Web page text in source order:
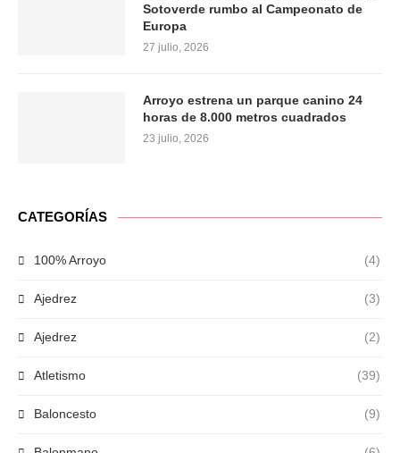
Sotoverde rumbo al Campeonato de
Europa
27 julio, 2026
Arroyo estrena un parque canino 24
horas de 8.000 metros cuadrados
23 julio, 2026
CATEGORÍAS
100% Arroyo (4)
Ajedrez (3)
Ajedrez (2)
Atletismo (39)
Baloncesto (9)